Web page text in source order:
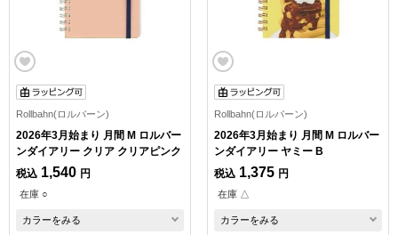
Rollbahn(ロルバーン)
2026年3月始まり 月間 M ロルバー
ンダイアリー クリア クリアピンク
税込 1,540 円
在庫 ○
カラーをみる
Rollbahn(ロルバーン)
2026年3月始まり 月間 M ロルバー
ンダイアリー ヤミー B
税込 1,375 円
在庫 △
カラーをみる